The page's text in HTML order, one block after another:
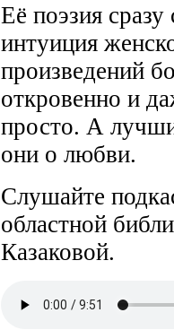
Её поэзия
интуиция
произведений
откровенно и
просто. А
они о любви.
Слушайте
областной
Казаковой.